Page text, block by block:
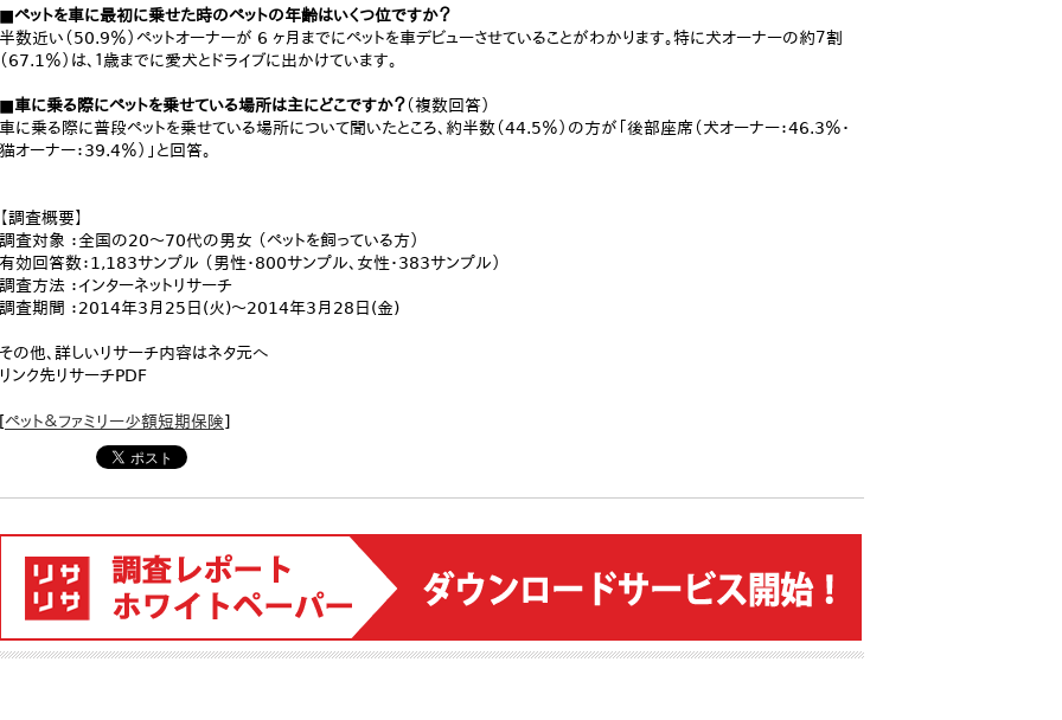
■ペットを車に最初に乗せた時のペットの年齢はいくつ位ですか？
半数近い（50.9％）ペットオーナーが 6 ヶ月までにペットを車デビューさせていることがわかります。特に犬オーナーの約７割
（67.1％）は、１歳までに愛犬とドライブに出かけています。
■車に乗る際にペットを乗せている場所は主にどこですか？（複数回答）
車に乗る際に普段ペットを乗せている場所について聞いたところ、約半数（44.5％）の方が「後部座席（犬オーナー：46.3％・
猫オーナー：39.4％）」と回答。
【調査概要】
調査対象 ：全国の20～70代の男女 （ペットを飼っている方）
有効回答数：1,183サンプル （男性・800サンプル、女性・383サンプル）
調査方法 ：インターネットリサーチ
調査期間 ：2014年3月25日(火)～2014年3月28日(金)
その他、詳しいリサーチ内容はネタ元へ
リンク先リサーチPDF
[ペット＆ファミリー少額短期保険]